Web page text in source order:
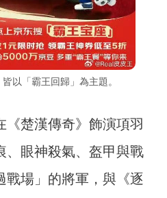
以「霸王回歸」為主題。
《楚漢傳奇》飾演項羽
、眼神殺氣、盔甲與戰
戰場」的將軍，與《逐